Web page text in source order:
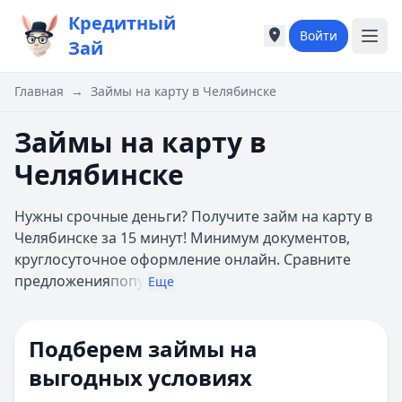
Кредитный
Зай
Города России
Москва
Казань
Б
Барнаул
Белгород
Города России
Москва
Казань
Б
Барнаул
Белгород
Войти
Главная → Займы на карту в Челябинске
Займы на карту в
Челябинске
Нужны срочные деньги? Получите займ на карту в
Челябинске за 15 минут! Минимум документов,
круглосуточное оформление онлайн. Сравните
предложенияпопу Еще
Подберем займы на
выгодных условиях